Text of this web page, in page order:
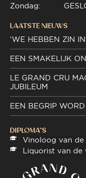
Zondag:
LAATSTE NIEUWS
‘WE HEBBEN ZIN
EEN SMAKELIJK
LE GRAND CRU
JUBILEUM
EEN BEGRIP
DIPLOMA"S
Vinoloog van
Liquorist van de